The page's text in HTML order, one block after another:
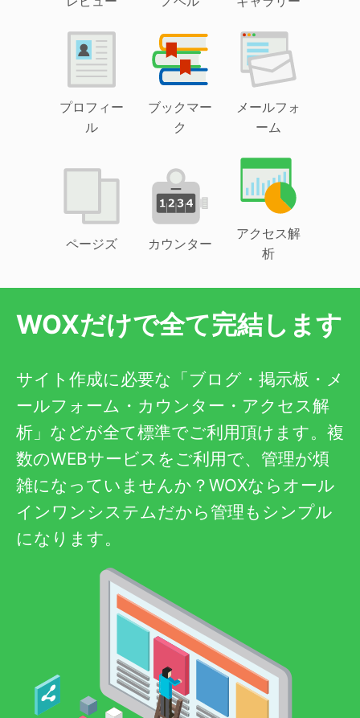
プロフィー
ル
ブックマー
ク
メールフォ
ーム
ページズ カウンター
アクセス解
析
WOXだけで全て完結します
サイト作成に必要な「ブログ・掲示板・メ
ールフォーム・カウンター・アクセス解
析」などが全て標準でご利用頂けます。複
数のWEBサービスをご利用で、管理が煩
雑になっていませんか？WOXならオール
インワンシステムだから管理もシンプル
になります。